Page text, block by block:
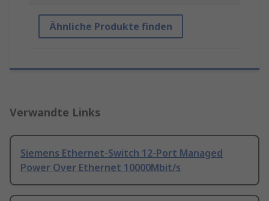
Ähnliche Produkte finden
Verwandte Links
Siemens Ethernet-Switch 12-Port Managed
Power Over Ethernet 10000Mbit/s